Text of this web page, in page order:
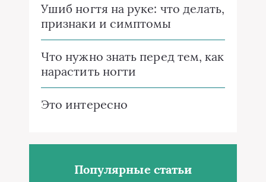
Ушиб ногтя на руке: что делать,
признаки и симптомы
Что нужно знать перед тем, как
нарастить ногти
Это интересно
Популярные статьи